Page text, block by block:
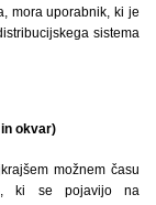
mora uporabnik, ki je
sistema
okvar)
možnem času
ki se pojavijo na